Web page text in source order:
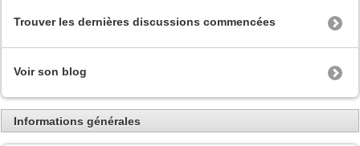
Trouver les dernières discussions commencées
Voir son blog
Informations générales